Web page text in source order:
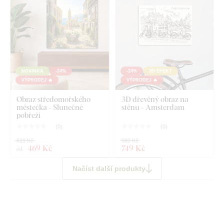
NOVINKA
-24%
VÝPRODEJ 🔥
Obraz středomořského
městečka - Slunečné
pobřeží
( 0)
od 469 Kč
619 Kč
-24%
3D EFEKT
VÝPRODEJ 🔥
3D dřevěný obraz na
stěnu - Amsterdam
( 0)
749 Kč
989 Kč
Načíst další produkty